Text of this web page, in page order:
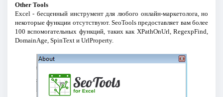
Other Tools
Excel - бесценный инструмент для любого онлайн-маркетолога, но
некоторые функции отсутствуют. SeoTools предоставляет вам более
100 вспомогательных функций, таких как XPathOnUrl, RegexpFind,
DomainAge, SpinText и UrlProperty.